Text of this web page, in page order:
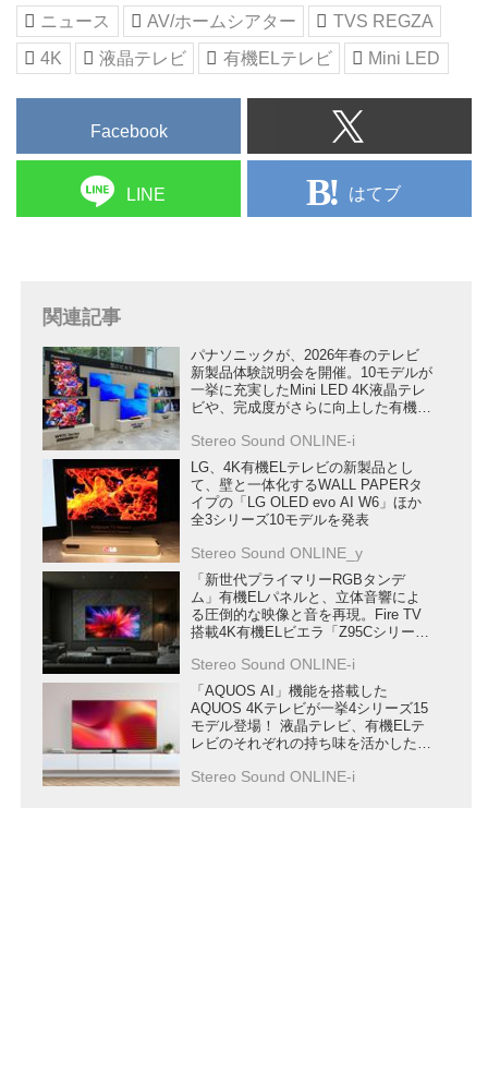
ングモニター・サウンドシステム
｜レグザ〈REGZA〉東芝
〈TOSHIBA〉
ニュース AV/ホームシアター
TVS REGZA
4K
液晶テレビ 有機ELテレビ Mini LED
Facebook
LINE はてブ
関連記事
パナソニックが、2026年春のテレビ
新製品体験説明会を開催。10モデルが
一挙に充実したMini LED 4K液晶テレ
ビや、完成度がさらに向上した有機
Stereo Sound ONLINE-i
LG、4K有機ELテレビの新製品とし
て、壁と一体化するWALL PAPERタ
イプの「LG OLED evo AI W6」ほか
全3シリーズ10モデルを発表
Stereo Sound ONLINE_y
「新世代プライマリーRGBタンデ
ム」有機ELパネルと、立体音響によ
る圧倒的な映像と音を再現。Fire TV
搭載4K有機ELビエラ「Z95Cシリー
Stereo Sound ONLINE-i
「AQUOS AI」機能を搭載した
AQUOS 4Kテレビが一挙4シリーズ15
モデル登場！ 液晶テレビ、有機ELテ
レビのそれぞれの持ち味を活かした
Stereo Sound ONLINE-i